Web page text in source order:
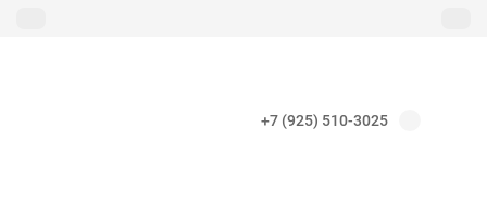
+7 (925) 510-3025